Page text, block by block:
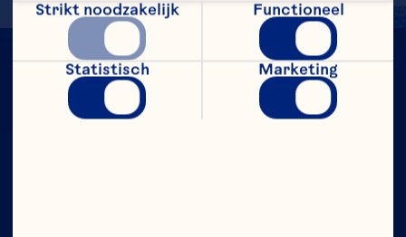
Strikt noodzakelijk Functioneel
Statistisch Marketing